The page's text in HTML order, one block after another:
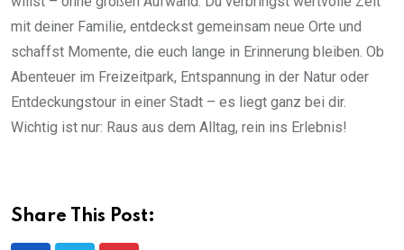
mit deiner Familie, entdeckst gemeinsam neue Orte und
schaffst Momente, die euch lange in Erinnerung bleiben. Ob
Abenteuer im Freizeitpark, Entspannung in der Natur oder
Entdeckungstour in einer Stadt – es liegt ganz bei dir.
Wichtig ist nur: Raus aus dem Alltag, rein ins Erlebnis!
Share This Post: